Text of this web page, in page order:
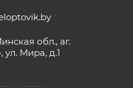
обл., аг.
ул. Мира, д.1